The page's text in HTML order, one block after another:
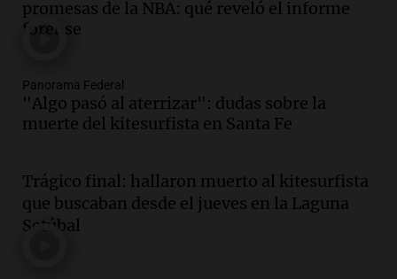
Messi hubiera llegado adonde llegó"
Una mañana para todos
Audio.El orgullo y el sueño argentino de
Jorge Messi en una entrevista con Rony
Vargas en 2007
Audio.El abuelo de Agostina Vega, tras
las nuevas detenciones: "En esa casa
todos tenían algo que ver"
promesas de la NBA: qué reveló el informe
forense
Panorama Federal
"Algo pasó al aterrizar": dudas sobre la
muerte del kitesurfista en Santa Fe
Trágico final: hallaron muerto al kitesurfista
que buscaban desde el jueves en la Laguna
Setúbal